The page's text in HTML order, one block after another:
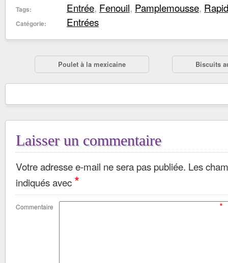
Tags: Entrée, Fenouil, Pamplemousse,
Catégorie: Entrées
Poulet à la mexicaine Biscuits
Laisser un commentaire
Votre adresse e-mail ne sera pas publiée. Les
indiqués avec *
Commentaire *